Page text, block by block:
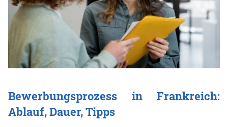
Bewerbungsprozess in Frankreich:
Ablauf, Dauer, Tipps